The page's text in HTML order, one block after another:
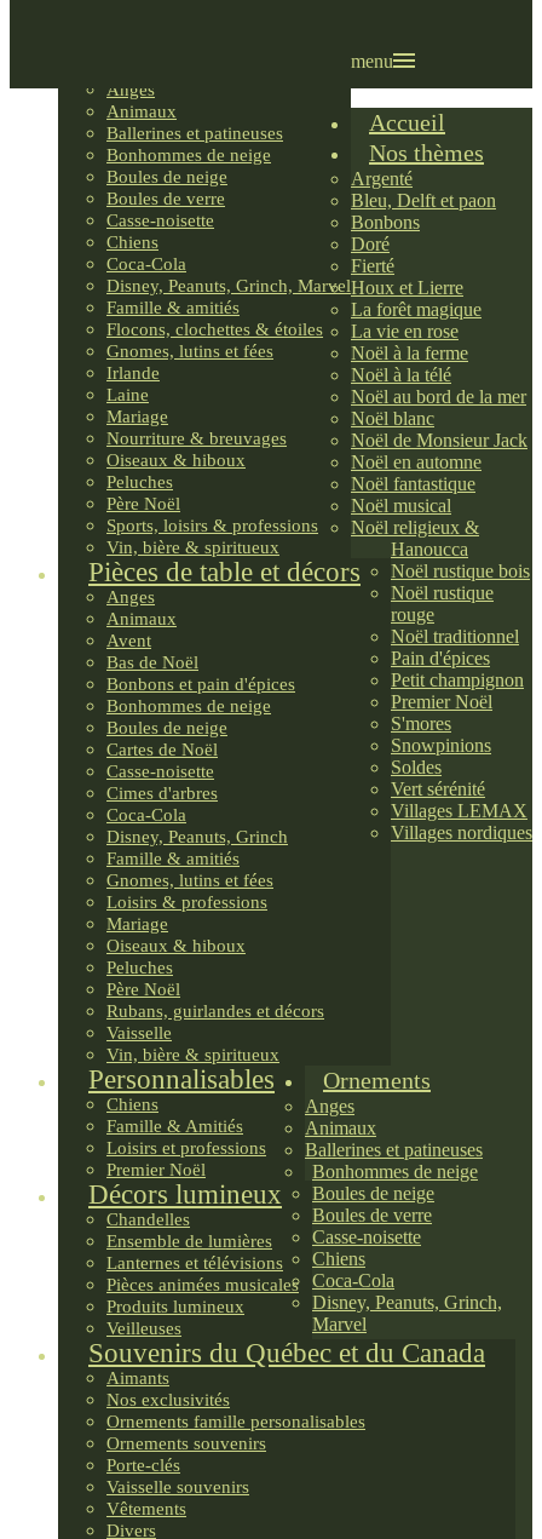
Anges
Animaux
Ballerines et patineuses
Bonhommes de neige
Boules de neige
Boules de verre
Casse-noisette
Chiens
Coca-Cola
Disney, Peanuts, Grinch, Marvel
Famille & amitiés
Flocons, clochettes & étoiles
Gnomes, lutins et fées
Irlande
Laine
Mariage
Nourriture & breuvages
Oiseaux & hiboux
Peluches
Père Noël
Sports, loisirs & professions
Vin, bière & spiritueux
Pièces de table et décors
Anges
Animaux
Avent
Bas de Noël
Bonbons et pain d'épices
Bonhommes de neige
Boules de neige
Cartes de Noël
Casse-noisette
Cimes d'arbres
Coca-Cola
Disney, Peanuts, Grinch
Famille & amitiés
Gnomes, lutins et fées
Loisirs & professions
Mariage
Oiseaux & hiboux
Peluches
Père Noël
Rubans, guirlandes et décors
Vaisselle
Vin, bière & spiritueux
Personnalisables
Chiens
Famille & Amitiés
Loisirs et professions
Premier Noël
Décors lumineux
Chandelles
Ensemble de lumières
Lanternes et télévisions
Pièces animées musicales
Produits lumineux
Veilleuses
Souvenirs du Québec et du Canada
Aimants
Nos exclusivités
Ornements famille personalisables
Ornements souvenirs
Porte-clés
Vaisselle souvenirs
Vêtements
Divers
menu
Accueil
Nos thèmes
Argenté
Bleu, Delft et paon
Bonbons
Doré
Fierté
Houx et Lierre
La forêt magique
La vie en rose
Noël à la ferme
Noël à la télé
Noël au bord de la mer
Noël blanc
Noël de Monsieur Jack
Noël en automne
Noël fantastique
Noël musical
Noël religieux &
Hanoucca
Noël rustique bois
Noël rustique
rouge
Noël traditionnel
Pain d'épices
Petit champignon
Premier Noël
S'mores
Snowpinions
Soldes
Vert sérénité
Villages LEMAX
Villages nordiques
Ornements
Anges
Animaux
Ballerines et patineuses
Bonhommes de neige
Boules de neige
Boules de verre
Casse-noisette
Chiens
Coca-Cola
Disney, Peanuts, Grinch,
Marvel